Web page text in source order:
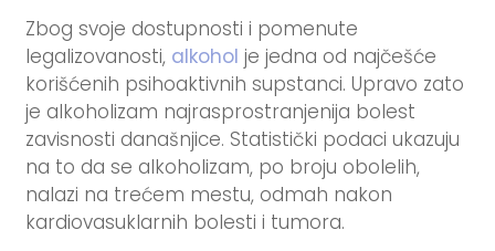
Zbog svoje dostupnosti i pomenute
legalizovanosti, alkohol je jedna od najčešće
korišćenih psihoaktivnih supstanci. Upravo zato
je alkoholizam najrasprostranjenija bolest
zavisnosti današnjice. Statistički podaci ukazuju
na to da se alkoholizam, po broju obolelih,
nalazi na trećem mestu, odmah nakon
kardiovasuklarnih bolesti i tumora.